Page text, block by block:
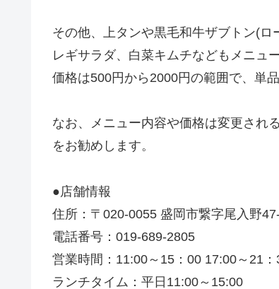
その他、上タンや黒毛和牛ザブトン(
レギサラダ、白菜キムチなどもメニュ
価格は500円から2000円の範囲で、単
なお、メニュー内容や価格は変更され
をお勧めします。
●店舗情報
住所：〒020-0055 盛岡市繋字尾入野
電話番号：019-689-2805
営業時間：11:00～15：00 17:00～21：
ランチタイム：平日11:00～15:00